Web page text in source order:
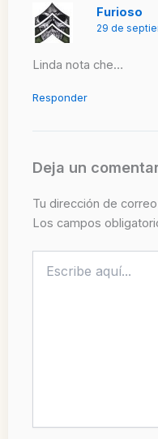
Furioso
29 de
Linda nota che…
Responder
Deja un
Tu dirección de
Los campos
aquí...